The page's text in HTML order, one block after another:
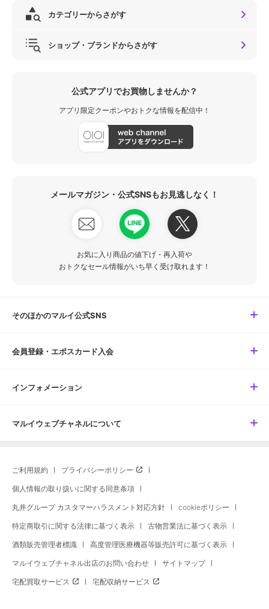
カテゴリーからさがす
ショップ・ブランドからさがす
公式アプリでお買物しませんか？
アプリ限定クーポンやおトクな情報を配信中！
メールマガジン・公式SNSもお見逃しなく！
お気に入り商品の値下げ・再入荷や
おトクなセール情報がいち早く受け取れます！
そのほかのマルイ公式SNS
会員登録・エポスカード入会
インフォメーション
マルイウェブチャネルについて
ご利用規約 プライバシーポリシー
個人情報の取り扱いに関する同意条項
丸井グループ カスタマーハラスメント対応方針 cookieポリシー
特定商取引に関する法律に基づく表示 古物営業法に基づく表示
酒類販売管理者標識 高度管理医療機器等販売許可に基づく表示
マルイウェブチャネル出店のお問い合わせ サイトマップ
宅配買取サービス 宅配収納サービス